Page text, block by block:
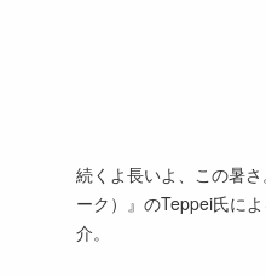
続くよ長いよ、この暑
ーク）』のTeppei氏に
介。